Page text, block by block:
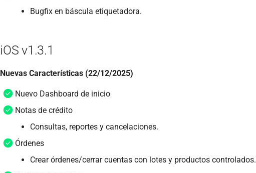
Bugfix en báscula etiquetadora.
iOS v1.3.1
Nuevas Características (22/12/2025)
Nuevo Dashboard de inicio
Notas de crédito
Consultas, reportes y cancelaciones.
Órdenes
Crear órdenes/cerrar cuentas con lotes y productos controlados.